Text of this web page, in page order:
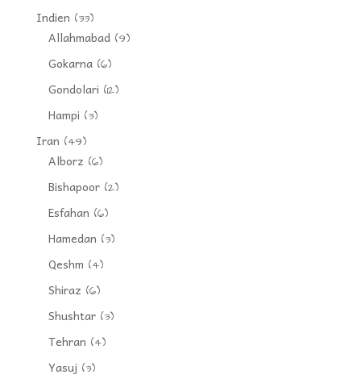
Indien (33)
Allahmabad(9)
Gokarna(6)
Gondolari (12)
Hampi (3)
Iran (49)
Alborz (6)
Bishapoor(2)
Esfahan (6)
Hamedan (3)
Qeshm (4)
Shiraz (6)
Shushtar(3)
Tehran (4)
Yasuj (3)